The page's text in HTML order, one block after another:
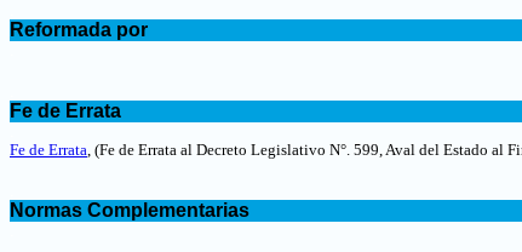
Reformada por
Fe de Errata
Fe de Errata, (Fe de Errata al Decreto Legislativo N°. 599, Aval del Estado al
Normas Complementarias